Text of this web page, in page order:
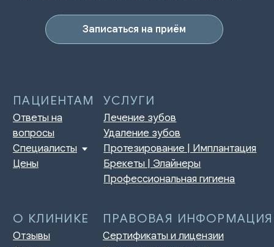
Записаться на приём
Специалисты
Протезирование | Имплантация
Брекеты | Элайнеры
Статьи
Контакты
Политика конфиденциальности
Согласие на обработку
персональных данных
Нормативно-правовые акты